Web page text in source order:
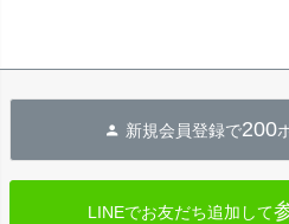
新規会員登録で200
LINEでお友だち追加して